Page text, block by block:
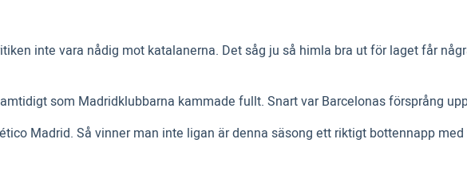
inte vara nådig mot katalanerna. Det såg ju så himla bra ut för laget får
som Madridklubbarna kammade fullt. Snart var Barcelonas försprång
Madrid. Så vinner man inte ligan är denna säsong ett riktigt bottennapp